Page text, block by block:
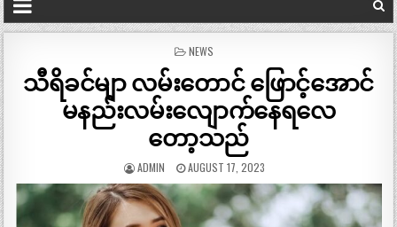
POSTED
NEWS
သီရိခင်မျာ လမ်းတောင် ဖြောင့်အောင်
မနည်းလမ်းလျောက်နေရလေ
တော့သည်
ADMIN AUGUST 17, 2023